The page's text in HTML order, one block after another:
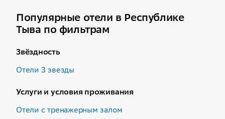
Популярные отели в Республике
Тыва по фильтрам
Звёздность
Отели 3 звезды
Услуги и условия проживания
Отели с тренажерным залом